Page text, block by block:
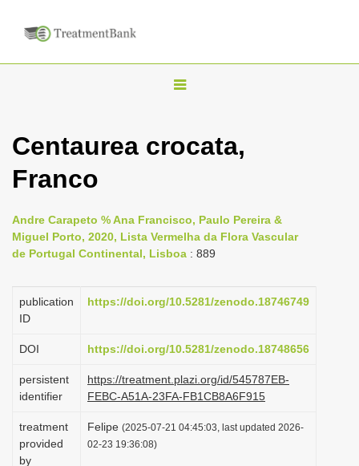
T
g
n
a
i
g
t
i
o
n
Centaurea crocata,
Franco
Andre Carapeto % Ana Francisco, Paulo Pereira &
Miguel Porto, 2020, Lista Vermelha da Flora Vascular
de Portugal Continental, Lisboa : 889
publication
ID
https://doi.org/10.5281/zenodo.18746749
DOI https://doi.org/10.5281/zenodo.18748656
persistent
identifier
https://treatment.plazi.org/id/545787EB-
FEBC-A51A-23FA-FB1CB8A6F915
treatment
provided
by
Felipe (2025-07-21 04:45:03, last updated 2026-
02-23 19:36:08)